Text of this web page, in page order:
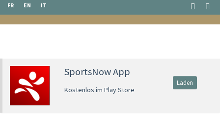
FR EN IT
SportsNow App
Kostenlos im Play Store
Laden